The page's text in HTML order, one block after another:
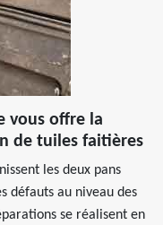
vous offre la
de tuiles faitières
les deux pans
défauts au niveau des
se réalisent en